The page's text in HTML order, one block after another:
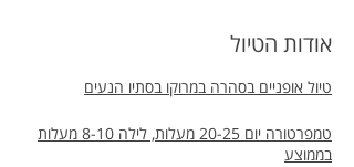
אודות הטיול
טיול אופניים בסהרה במרוקו בסתיו הנעים
טמפרטורה יום 20-25 מעלות, לילה 8-10 מעלות
בממוצע